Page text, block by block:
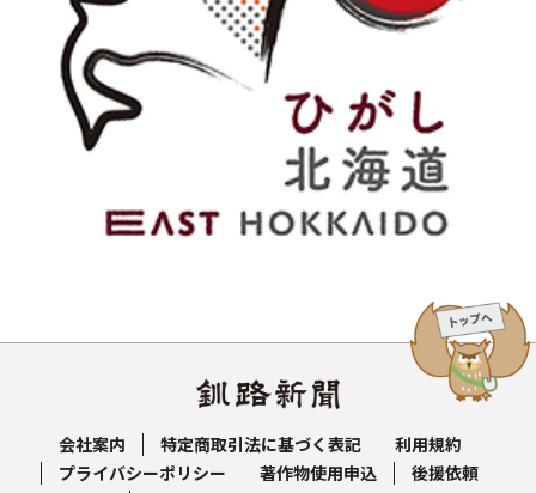
会社案内 特定商取引法に基づく表記
利用規約
プライバシーポリシー
著作物使用申込
後援依頼